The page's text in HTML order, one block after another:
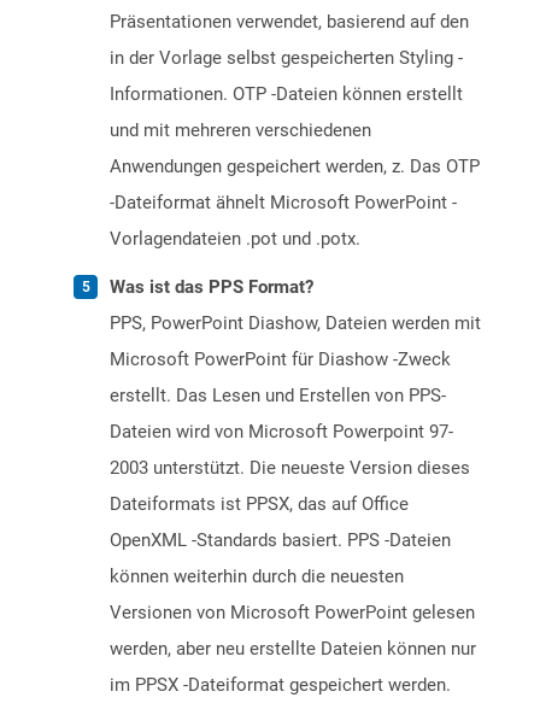
Präsentationen verwendet, basierend auf den
in der Vorlage selbst gespeicherten Styling -
Informationen. OTP -Dateien können erstellt
und mit mehreren verschiedenen
Anwendungen gespeichert werden, z. Das OTP
-Dateiformat ähnelt Microsoft PowerPoint -
Vorlagendateien .pot und .potx.
Was ist das PPS Format?
PPS, PowerPoint Diashow, Dateien werden mit
Microsoft PowerPoint für Diashow -Zweck
erstellt. Das Lesen und Erstellen von PPS-
Dateien wird von Microsoft Powerpoint 97-
2003 unterstützt. Die neueste Version dieses
Dateiformats ist PPSX, das auf Office
OpenXML -Standards basiert. PPS -Dateien
können weiterhin durch die neuesten
Versionen von Microsoft PowerPoint gelesen
werden, aber neu erstellte Dateien können nur
im PPSX -Dateiformat gespeichert werden.